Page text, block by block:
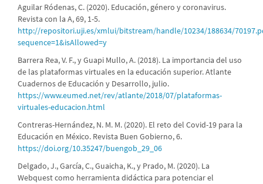
Aguilar Ródenas, C. (2020). Educación, género y coronavirus.
Revista con la A, 69, 1-5.
http://repositori.uji.es/xmlui/bitstream/handle/10234/188634/
sequence=1&isAllowed=y
Barrera Rea, V. F., y Guapi Mullo, A. (2018). La importancia del uso
de las plataformas virtuales en la educación superior. Atlante
Cuadernos de Educación y Desarrollo, julio.
https://www.eumed.net/rev/atlante/2018/07/plataformas-
virtuales-educacion.html
Contreras-Hernández, N. M. M. (2020). El reto del Covid-19 para la
Educación en México. Revista Buen Gobierno, 6.
https://doi.org/10.35247/buengob_29_06
Delgado, J., García, C., Guaicha, K., y Prado, M. (2020). La
Webquest como herramienta didáctica para potenciar el